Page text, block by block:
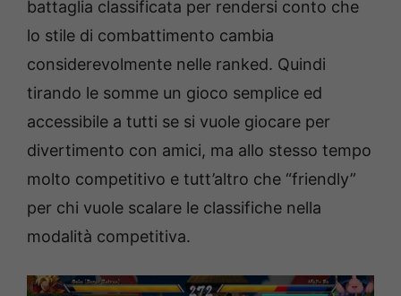
battaglia classificata per rendersi conto che
lo stile di combattimento cambia
considerevolmente nelle ranked. Quindi
tirando le somme un gioco semplice ed
accessibile a tutti se si vuole giocare per
divertimento con amici, ma allo stesso tempo
molto competitivo e tutt’altro che “friendly”
per chi vuole scalare le classifiche nella
modalità competitiva.